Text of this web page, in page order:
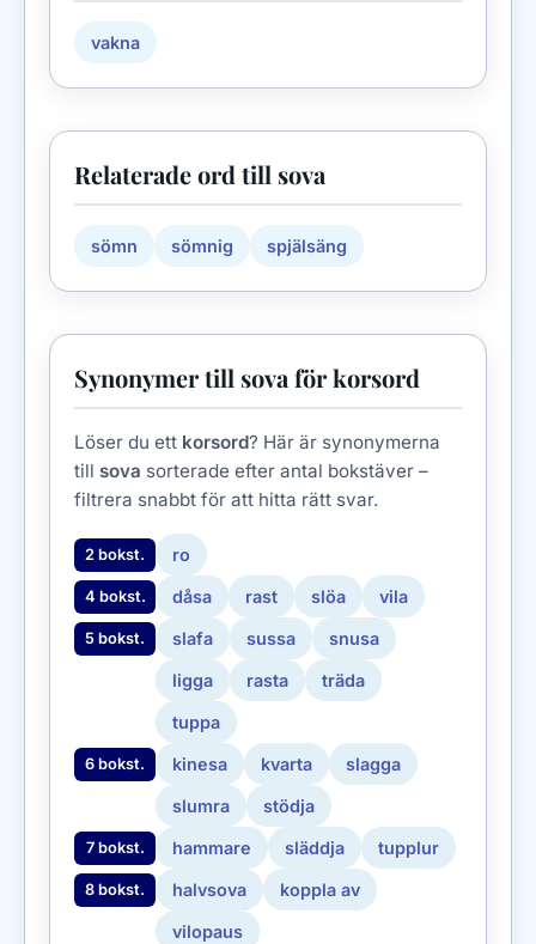
vakna
Relaterade ord till sova
sömn sömnig spjälsäng
Synonymer till sova för korsord
Löser du ett korsord? Här är synonymerna
till sova sorterade efter antal bokstäver –
filtrera snabbt för att hitta rätt svar.
2 bokst. ro
4 bokst. dåsa rast slöa vila
5 bokst. slafa sussa snusa
ligga rasta träda
tuppa
6 bokst. kinesa kvarta slagga
slumra stödja
7 bokst. hammare släddja tupplur
8 bokst. halvsova koppla av
vilopaus